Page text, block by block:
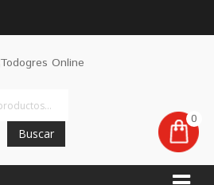
0
Buscar